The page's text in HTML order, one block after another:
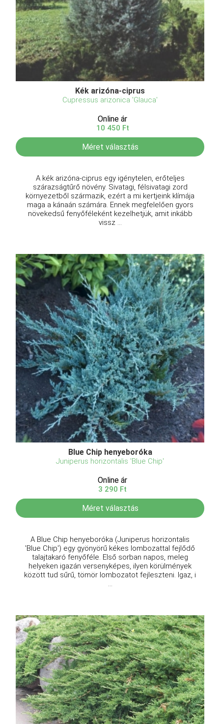
Kék arizóna-ciprus
Cupressus arizonica 'Glauca'
Online ár
10 450 Ft
Méret választás
A kék arizóna-ciprus egy igénytelen, erőteljes
szárazságtűrő növény. Sivatagi, félsivatagi zord
környezetből származik, ezért a mi kertjeink klímája
maga a kánaán számára. Ennek megfelelően gyors
növekedsű fenyőféleként kezelhetjük, amit inkább
vissz ...
Blue Chip henyeboróka
Juniperus horizontalis 'Blue Chip'
Online ár
3 290 Ft
Méret választás
A Blue Chip henyeboróka (Juniperus horizontalis
'Blue Chip') egy gyönyörű kékes lombozattal fejlődő
talajtakaró fenyőféle. Első sorban napos, meleg
helyeken igazán versenyképes, ilyen körülmények
között tud sűrű, tömör lombozatot fejleszteni. Igaz, i
...